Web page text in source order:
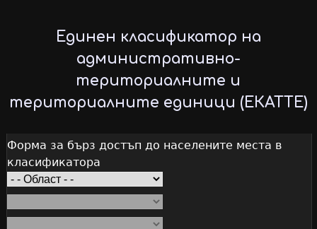
to
main
content
Единен класификатор на
административно-
териториалните и
териториалните единици (ЕКАТТЕ)
Форма за бърз достъп до населените места в
класификатора